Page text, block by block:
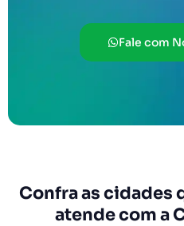
Fale com
Confra as cidades
atende com a